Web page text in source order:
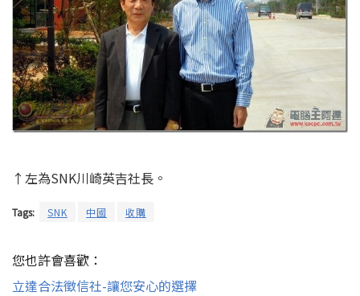
↑左為SNK川崎英吉社長。
Tags: SNK 中國 收購
您也許會喜歡：
立達合法徵信社-讓您安心的選擇